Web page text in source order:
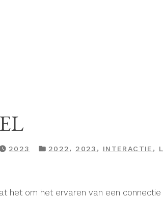
2023
GEPLAATST
2022, 2023 , INTERACTIE ,
het om het ervaren van een